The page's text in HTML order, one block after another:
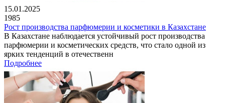
15.01.2025
1985
Рост производства парфюмерии и косметики в Казахстане
В Казахстане наблюдается устойчивый рост производства
парфюмерии и косметических средств, что стало одной из
ярких тенденций в отечественн
Подробнее